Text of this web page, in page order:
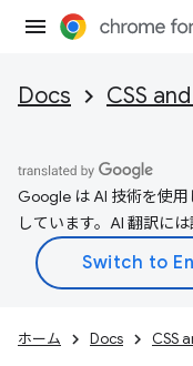
Docs CSS
Google は AI 技術を使
しています。AI 翻訳に
ホーム Docs CSS